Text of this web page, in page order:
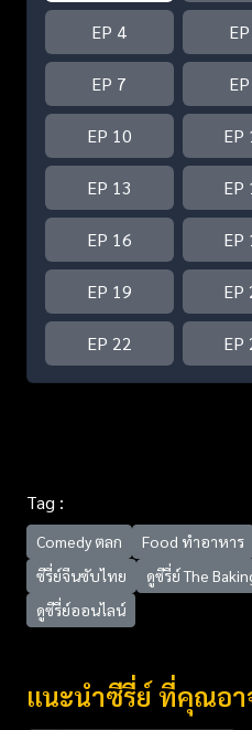
EP 4
EP 7
EP 10 EP
EP 13 EP
EP 16 EP
EP 19 EP
EP 22 EP
Tag :
Comedy ตลก Food ทำอาหาร
ซีรี่ย์จีนซับไทย
ดูซีรี่ย์ The
ดูซีรี่ย์ออนไลน์
แนะนำซีรี่ย์ ที่คุณอ